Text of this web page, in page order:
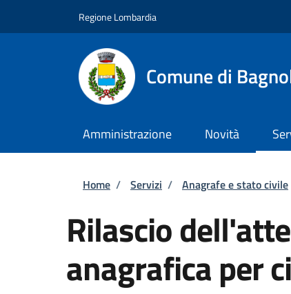
Regione Lombardia
Comune di
Amministrazione Novità
Briciole di pane
Home / Servizi / Anagrafe e stato civile
Rilascio
anagrafica per